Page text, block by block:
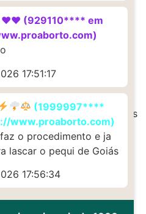
t-e-c no estado de Santa
incríveis!
Abortar em Centro,
Catarina? Aproveite as
♥️♥️ (929110**** em
17:51:17
(1999997****
www.proaborto.com)
o procedimento e ja
lascar o pequi de Goiás
17:56:34